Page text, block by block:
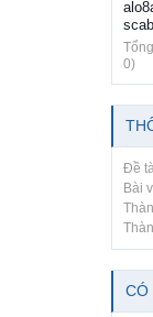
0)
Đề
Bài
CÓ